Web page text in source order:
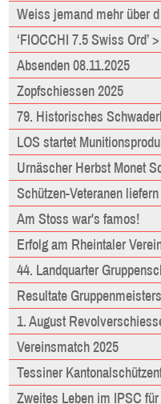
Weiss jemand mehr über
‘FIOCCHI 7.5 Swiss Ord’
Absenden 08.11.2025
Zopfschiessen 2025
79. Historisches
LOS startet
Urnäscher Herbst Monet
Schützen-Veteranen
Am Stoss war's famos!
Erfolg am Rheintaler
44. Landquarter
Resultate
1. August
Vereinsmatch 2025
Tessiner
Zweites Leben im IPSC